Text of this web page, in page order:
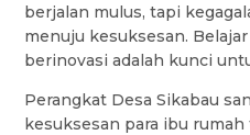
berjalan mulus, tapi
menuju kesuksesan.
berinovasi adalah kunci
Perangkat Desa Sikabau
kesuksesan para ibu